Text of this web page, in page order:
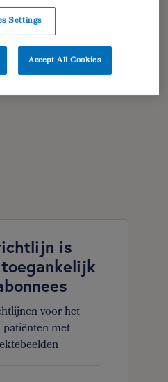
is
voor het
patiënten met
Settings
Accept All Cookies